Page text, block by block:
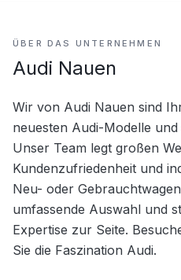
ÜBER DAS UNTERNEHMEN
Audi Nauen
Wir von Audi Nauen sind
neuesten Audi-Modelle
Unser Team legt großen
Kundenzufriedenheit und
Neu- oder
umfassende Auswahl und
Expertise zur Seite.
Sie die Faszination Audi.